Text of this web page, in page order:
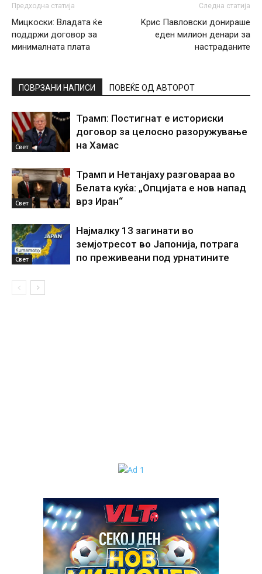
Предходна статија
Мицкоски: Владата ќе
поддржи договор за
минималната плата
Следна статија
Kрис Павловски донираше
еден милион денари за
настраданите
ПОВРЗАНИ НАПИСИ ПОВЕЌЕ ОД АВТОРОТ
Свет
Трамп: Постигнат е историски
договор за целосно разоружување
на Хамас
Свет
Трамп и Нетанјаху разговараа во
Белата куќа: „Опцијата е нов напад
врз Иран“
Свет
Најмалку 13 загинати во
земјотресот во Јапонија, потрага
по преживеани под урнатините